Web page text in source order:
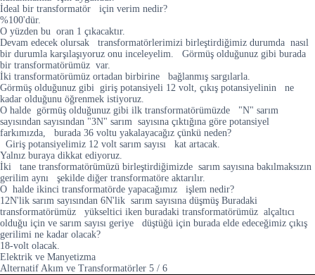
İdeal bir transformatör için verim nedir?
%100'dür.
O yüzden bu oran 1 çıkacaktır.
Devam edecek olursak transformatörlerimizi birleştirdiğimiz durumda nasıl
bir durumla karşılaşıyoruz onu inceleyelim. Görmüş olduğunuz gibi burada
bir transformatörümüz var.
İki transformatörümüz ortadan birbirine bağlanmış sargılarla.
Görmüş olduğunuz gibi giriş potansiyeli 12 volt, çıkış potansiyelinin ne
kadar olduğunu öğrenmek istiyoruz.
O halde görmüş olduğunuz gibi ilk transformatörümüzde "N" sarım
sayısından sayısından "3N" sarım sayısına çıktığına göre potansiyel
farkımızda, burada 36 voltu yakalayacağız çünkü neden?
Giriş potansiyelimiz 12 volt sarım sayısı kat artacak.
Yalnız buraya dikkat ediyoruz.
İki tane transformatörümüzü birleştirdiğimizde sarım sayısına bakılmaksızın
gerilim aynı şekilde diğer transformatöre aktarılır.
O halde ikinci transformatörde yapacağımız işlem nedir?
12N'lik sarım sayısından 6N'lik sarım sayısına düşmüş Buradaki
transformatörümüz yükseltici iken buradaki transformatörümüz alçaltıcı
olduğu için ve sarım sayısı geriye düştüğü için burada elde edeceğimiz çıkış
gerilimi ne kadar olacak?
18-volt olacak.
Elektrik ve Manyetizma
Alternatif Akım ve Transformatörler 5 / 6